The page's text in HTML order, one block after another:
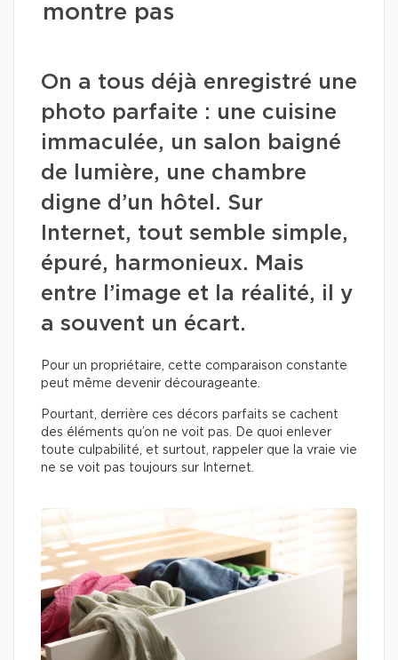
montre pas
On a tous déjà enregistré une
photo parfaite : une cuisine
immaculée, un salon baigné
de lumière, une chambre
digne d’un hôtel. Sur
Internet, tout semble simple,
épuré, harmonieux. Mais
entre l’image et la réalité, il y
a souvent un écart.
Pour un propriétaire, cette comparaison constante
peut même devenir décourageante.
Pourtant, derrière ces décors parfaits se cachent
des éléments qu’on ne voit pas. De quoi enlever
toute culpabilité, et surtout, rappeler que la vraie vie
ne se voit pas toujours sur Internet.